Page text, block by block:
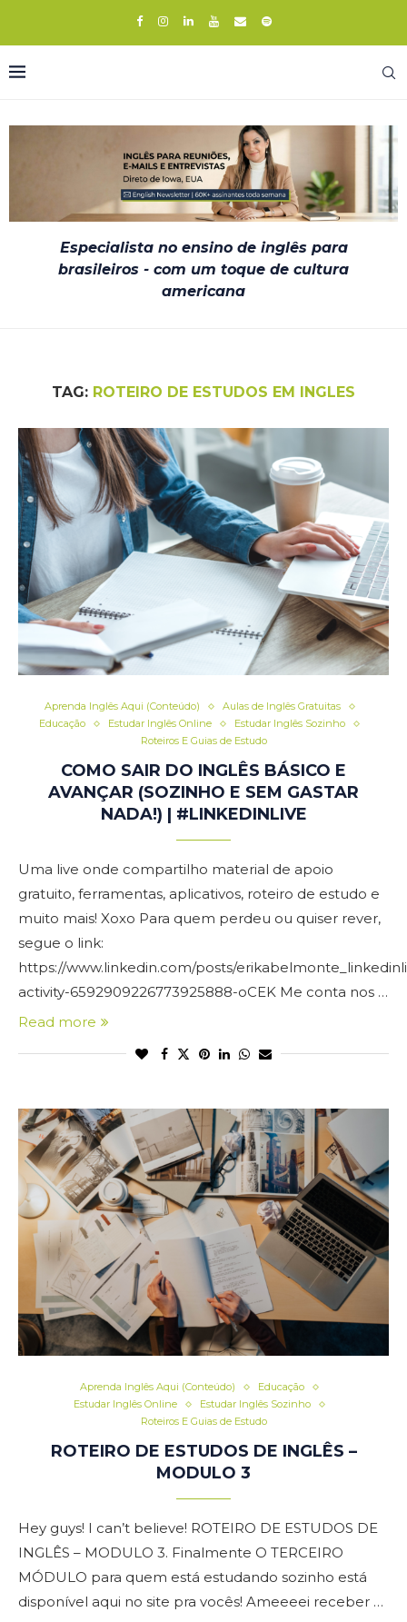
Especialista no ensino de inglês para
brasileiros - com um toque de cultura
americana
TAG: ROTEIRO DE ESTUDOS EM INGLES
Aprenda Inglês Aqui (Conteúdo)
Aulas de Inglês Gratuitas
Educação
Estudar Inglês Online
Estudar Inglês Sozinho
Roteiros E Guias de Estudo
COMO SAIR DO INGLÊS BÁSICO E
AVANÇAR (SOZINHO E SEM GASTAR
NADA!) | #LINKEDINLIVE
Uma live onde compartilho material de apoio
gratuito, ferramentas, aplicativos, roteiro de estudo e
muito mais! Xoxo Para quem perdeu ou quiser rever,
segue o link:
https://www.linkedin.com/posts/
activity-6592909226773925888-oCEK Me conta nos …
Read more
Aprenda Inglês Aqui (Conteúdo)
Educação
Estudar Inglês Online
Estudar Inglês Sozinho
Roteiros E Guias de Estudo
ROTEIRO DE ESTUDOS DE INGLÊS –
MODULO 3
Hey guys! I can’t believe! ROTEIRO DE ESTUDOS DE
INGLÊS – MODULO 3. Finalmente O TERCEIRO
MÓDULO para quem está estudando sozinho está
disponível aqui no site pra vocês! Ameeeei receber …